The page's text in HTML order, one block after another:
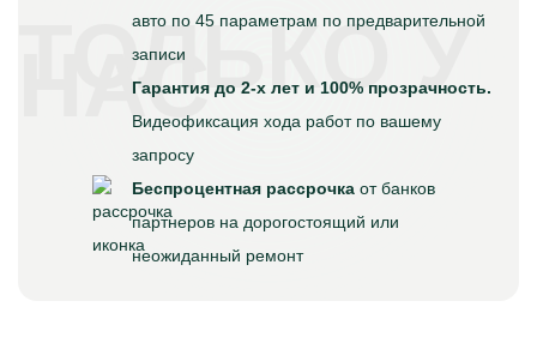
авто по 45 параметрам по предварительной
записи
Гарантия до 2-х лет и 100% прозрачность.
Видеофиксация хода работ по вашему
запросу
Беспроцентная рассрочка от банков
партнеров на дорогостоящий или
неожиданный ремонт
ТОЛЬКО У
НАС